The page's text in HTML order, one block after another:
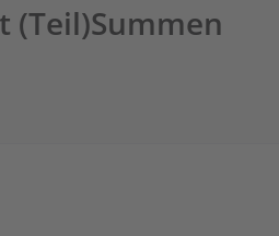
(Teil)Summen